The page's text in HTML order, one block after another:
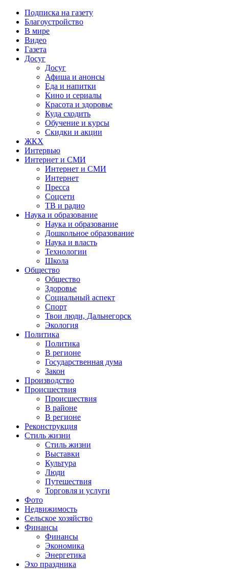
Подписка на газету
Благоустройство
В мире
Видео
Газета
Досуг
Досуг
Афиша и анонсы
Еда и напитки
Кино и сериалы
Красота и здоровье
Куда сходить
Обучение и курсы
Скидки и акции
ЖКХ
Интервью
Интернет и СМИ
Интернет и СМИ
Интернет
Пресса
Соцсети
ТВ и радио
Наука и образование
Наука и образование
Дошкольное образование
Наука и власть
Технологии
Школа
Общество
Общество
Здоровье
Социальный аспект
Спорт
Твои люди, Дальнегорск
Экология
Политика
Политика
В регионе
Государственная дума
Закон
Производство
Происшествия
Происшествия
В районе
В регионе
Реконструкция
Стиль жизни
Стиль жизни
Выставки
Культура
Люди
Путешествия
Торговля и услуги
Фото
Недвижимость
Сельское хозяйство
Финансы
Финансы
Экономика
Энергетика
Эхо праздника